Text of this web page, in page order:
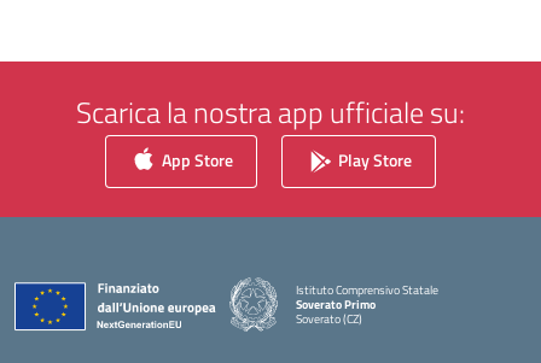
Scarica la nostra app ufficiale su:
App Store Play Store
Istituto Comprensivo Statale
Soverato Primo
Soverato (CZ)